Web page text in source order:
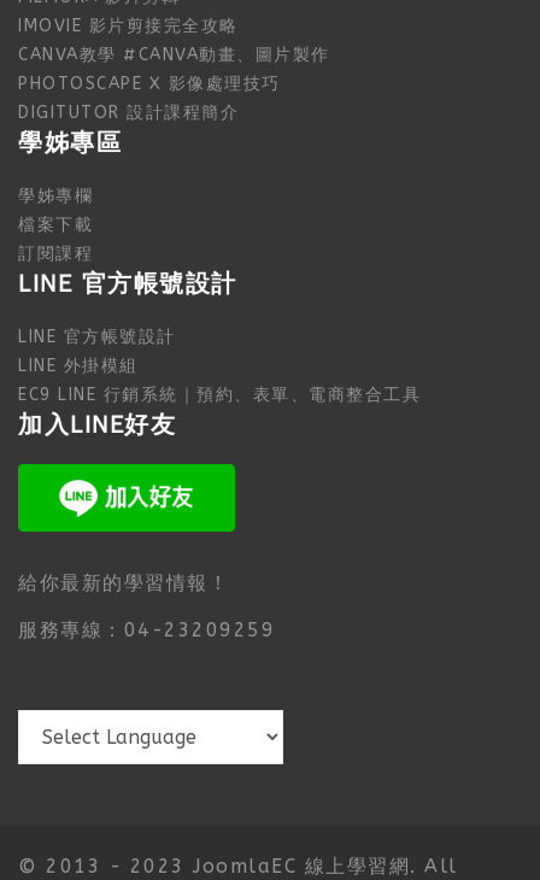
IMOVIE 影片剪接完全攻略
CANVA教學 #CANVA動畫、圖片製作
PHOTOSCAPE X 影像處理技巧
DIGITUTOR 設計課程簡介
學姊專區
學姊專欄
檔案下載
訂閱課程
LINE 官方帳號設計
LINE 官方帳號設計
LINE 外掛模組
EC9 LINE 行銷系統｜預約、表單、電商整合工具
加入LINE好友
給你最新的學習情報！
服務專線：04-23209259
© 2013 - 2023 JoomlaEC 線上學習網. All